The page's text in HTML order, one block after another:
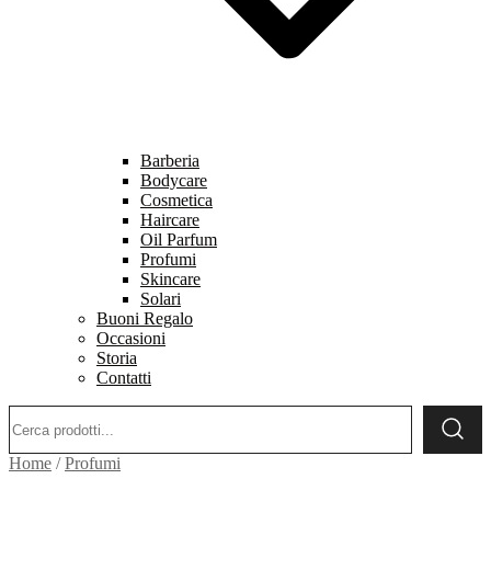
Barberia
Bodycare
Cosmetica
Haircare
Oil Parfum
Profumi
Skincare
Solari
Buoni Regalo
Occasioni
Storia
Contatti
Home /Profumi